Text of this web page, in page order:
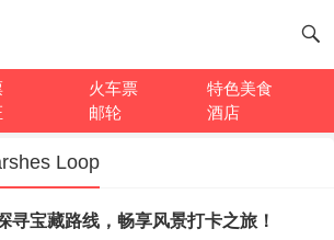
火车票
特色美食
邮轮 酒店
Loop
寻宝藏路线，畅享风景打卡之旅！